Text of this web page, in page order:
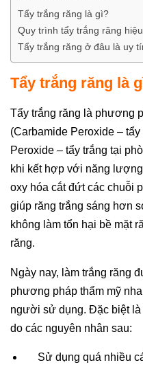
Tẩy trắng răng là gì?
Quy trình tẩy trắng răng
Tẩy trắng răng ở đâu là uy
Tẩy trắng răng là
Tẩy trắng răng là phương
(Carbamide Peroxide –
Peroxide – tẩy trắng tại
khi kết hợp với năng
oxy hóa cắt đứt các chuỗi
giúp răng trắng sáng hơn
không làm tổn hại bề mặt
răng.
Ngày nay, làm trắng răng
phương pháp thẩm mỹ
người sử dụng. Đặc biệt là
do các nguyên nhân sau:
Sử dụng quá nhiều